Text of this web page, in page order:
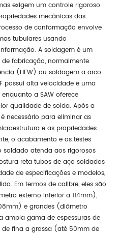
exigem um controle rigoroso
mecânicas das
de conformação envolve
tubulares usando
A soldagem é um
fabricação, normalmente
(HFW) ou soldagem a arco
possui alta velocidade e uma
a SAW oferece
qualidade de solda. Após a
necessário para eliminar as
e as propriedades
o acabamento e os testes
atenda aos rigorosos
reta tubos de aço soldados
de especificações e modelos,
Em termos de calibre, eles são
externo inferior a 114mm),
e grandes (diâmetro
ampla gama de espessuras de
de fina a grossa (até 50mm de